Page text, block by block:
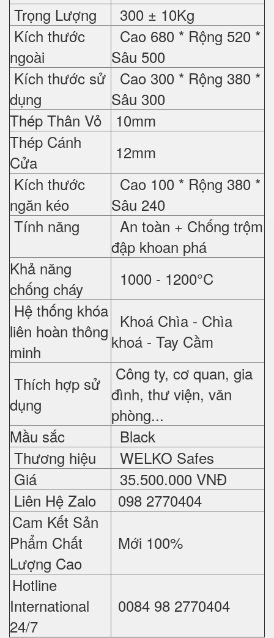
Trọng Lượng
300 ± 10Kg
Kích thước
ngoài
Cao 680 * Rộng 520 *
Sâu 500
Kích thước sử
dụng
Cao 300 * Rộng 380 *
Sâu 300
Thép Thân Vỏ
10mm
Thép Cánh
Cửa
12mm
Kích thước
ngăn kéo
Cao 100 * Rộng 380 *
Sâu 240
Tính năng
An toàn + Chống trộm
đập khoan phá
Khả năng
chống cháy
1000 - 1200°C
Hệ thống khóa
liên hoàn thông
minh
Khoá Chìa - Chìa
khoá - Tay Cầm
Thích hợp sử
dụng
Công ty, cơ quan, gia
đình, thư viện, văn
phòng...
Mầu sắc
Black
Thương hiệu
WELKO Safes
Giá
35.500.000 VNĐ
Liên Hệ Zalo
098 2770404
Cam Kết Sản
Phẩm Chất
Lượng Cao
Mới 100%
Hotline
International
24/7
0084 98 2770404